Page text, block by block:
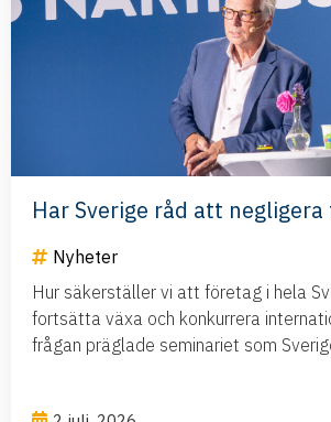
Har Sverige råd att negligera
Nyheter
Hur säkerställer vi att företag i hela
fortsätta växa och konkurrera
frågan präglade seminariet som